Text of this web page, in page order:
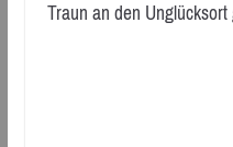
Traun an den